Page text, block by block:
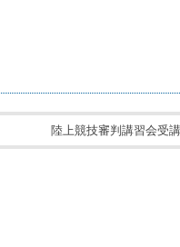
陸上競技審判講習会受